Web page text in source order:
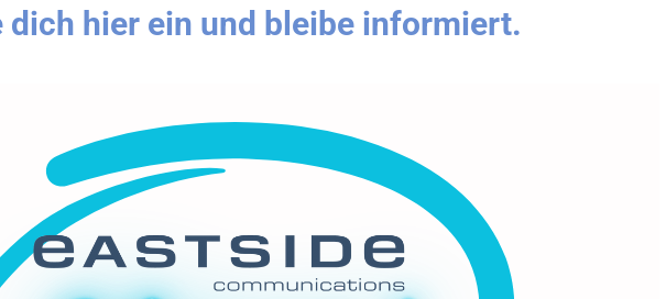
dich hier ein und bleibe informiert.